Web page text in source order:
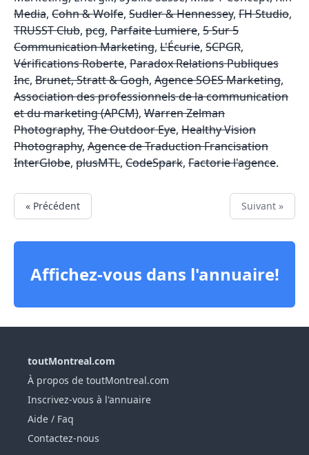
Media, Cohn & Wolfe, Sudler & Hennessey, FH Studio,
TRUSST Club, pcg, Parfaite Lumiere, 5 Sur 5
Communication Marketing, L'Écurie, SCPGR,
Vérifications Roberte, Paradox Relations Publiques
Inc, Brunet, Stratt & Gogh, Agence SOES Marketing,
Association des professionnels de la communication
et du marketing (APCM), Warren Zelman
Photography, The Outdoor Eye, Healthy Vision
Photography, Agence de Traduction Francisation
InterGlobe, plusMTL, CodeSpark, Factorie l'agence.
« Précédent Suivant »
Affichez-vous dans l'annuaire!
toutMontreal.com
À propos de toutMontreal.com
Inscrivez-vous à l'annuaire
Aide / Faq
Contactez-nous